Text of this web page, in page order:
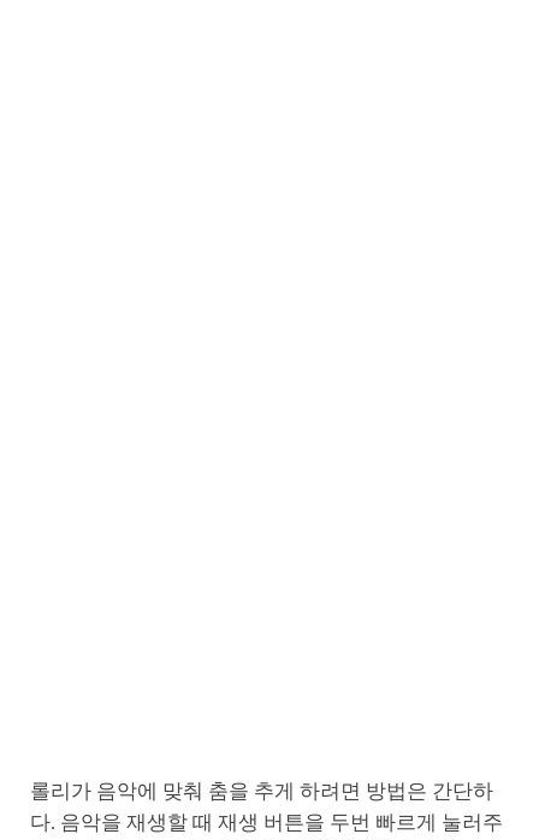
롤리가 음악에 맞춰 춤을 추게 하려면 방법은 간단하
다. 음악을 재생할 때 재생 버튼을 두번 빠르게 눌러주